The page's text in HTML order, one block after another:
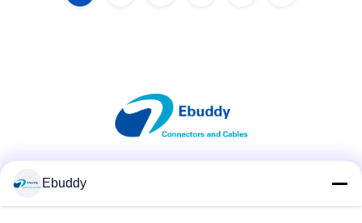
Ebuddy